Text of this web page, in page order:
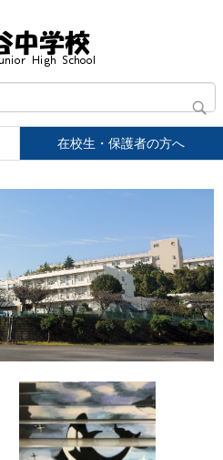
在校生・保護者の方へ